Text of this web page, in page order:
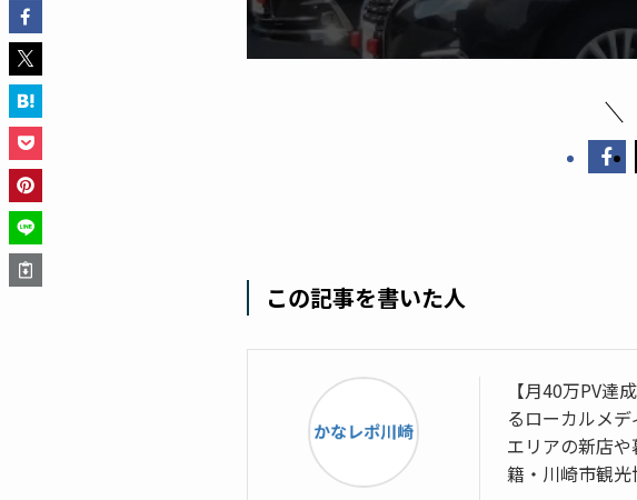
この記事を書いた人
【月40万PV
るローカルメ
エリアの新店
籍・川崎市観光